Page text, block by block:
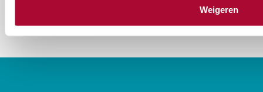
Weigeren